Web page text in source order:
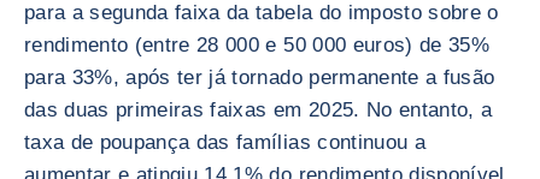
para a segunda faixa da tabela do imposto sobre o
rendimento (entre 28 000 e 50 000 euros) de 35%
para 33%, após ter já tornado permanente a fusão
das duas primeiras faixas em 2025. No entanto, a
taxa de poupança das famílias continuou a